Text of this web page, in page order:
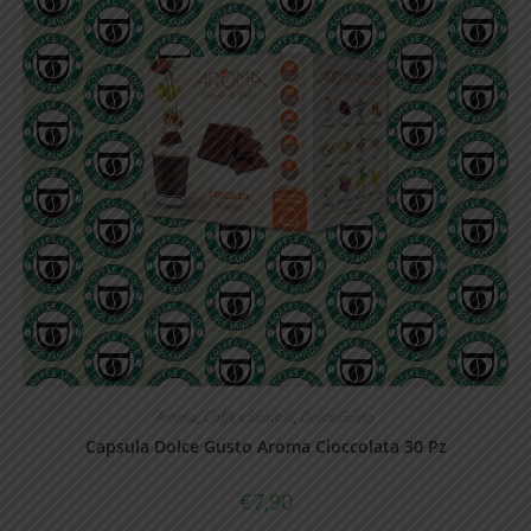
nella
pagina
del
prodotto
Aroma Caffe e Solubili, Dolce Gusto
Capsula Dolce Gusto Aroma Cioccolata 30 Pz
€7,90